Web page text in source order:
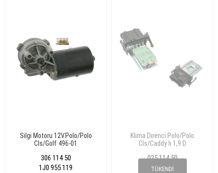
Silgi Motoru 12V.Polo/Polo
Cls/Golf 496-01
306 114 50
1J0 955 119 TÜKENDI
Klima Direnci Polo/Polo
Cls/Caddy Iı 1,9 D
025 114 50
1H0 959 263